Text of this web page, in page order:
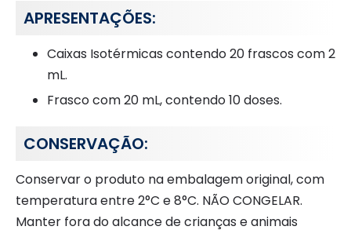
APRESENTAÇÕES:
Caixas Isotérmicas contendo 20 frascos com 2
mL.
Frasco com 20 mL, contendo 10 doses.
CONSERVAÇÃO:
Conservar o produto na embalagem original, com
temperatura entre 2°C e 8°C. NÃO CONGELAR.
Manter fora do alcance de crianças e animais